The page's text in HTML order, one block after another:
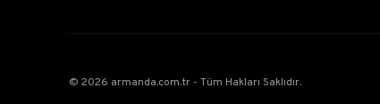
© 2026 armanda.com.tr - Tüm Hakları Saklıdır.